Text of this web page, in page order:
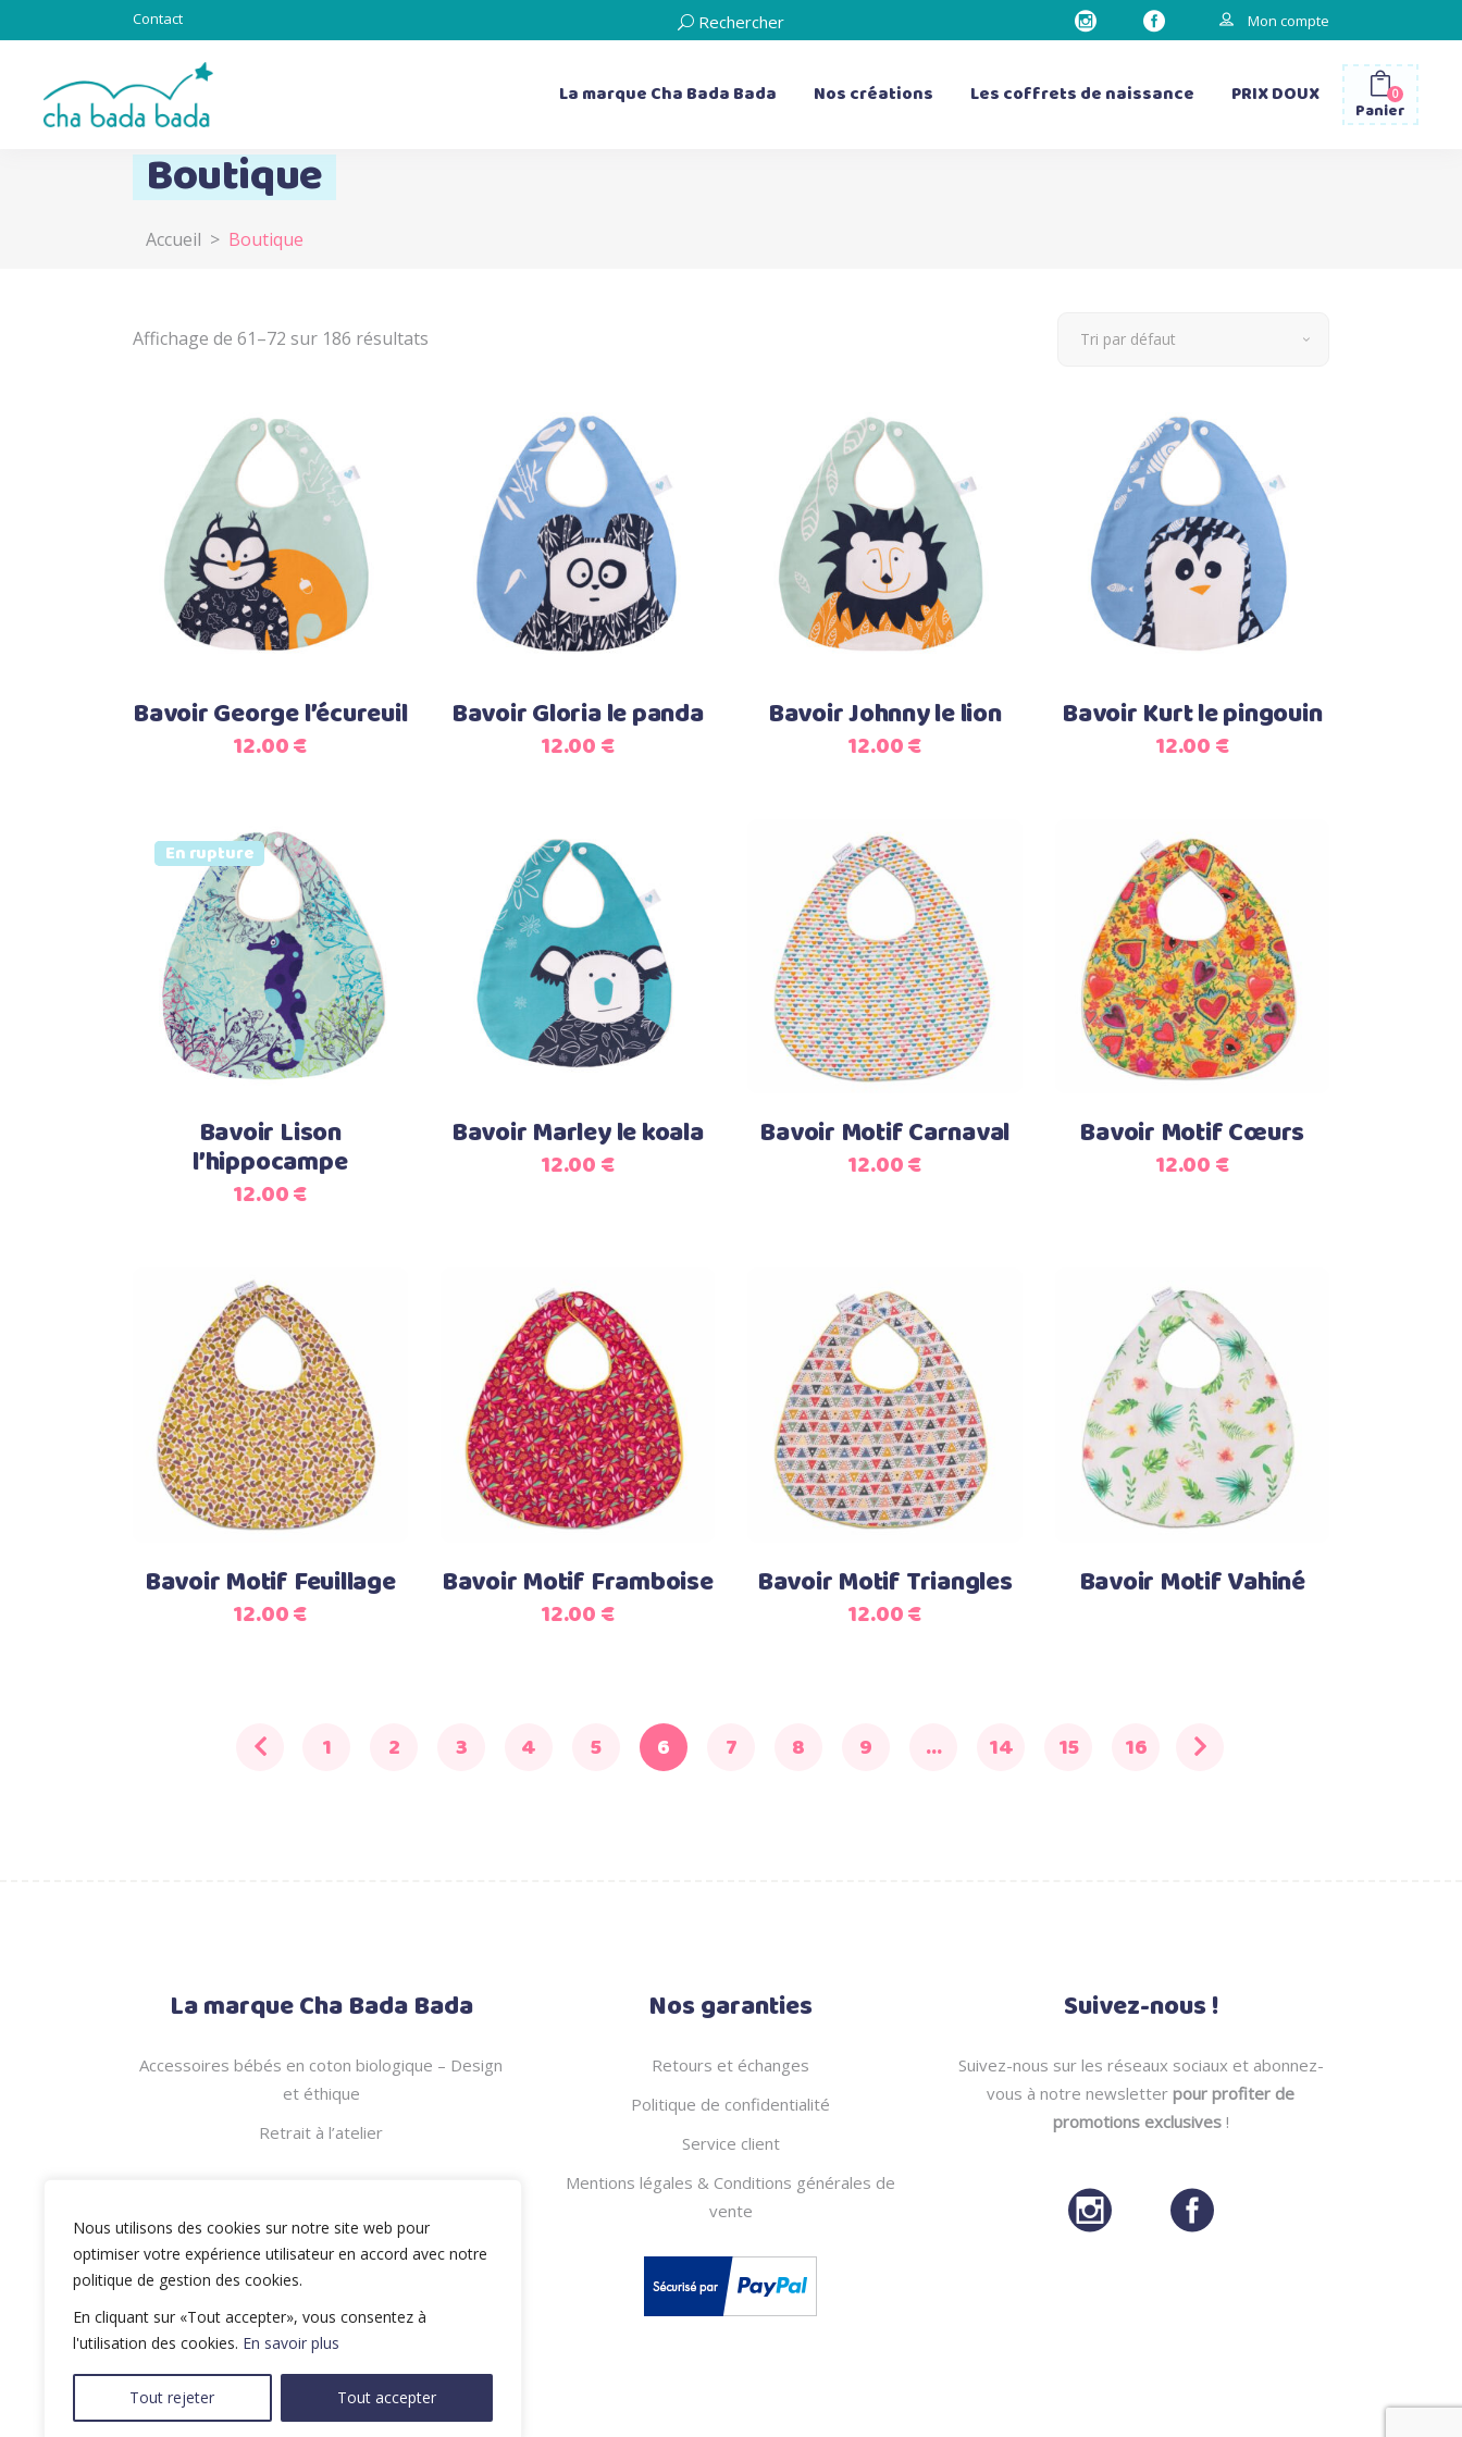
Nous utilisons des cookies sur notre site web pour
optimiser votre expérience utilisateur en accord avec notre
politique de gestion des cookies.
En cliquant sur «Tout accepter», vous consentez à
l'utilisation des cookies. En savoir plus
Tout rejeter Tout accepter
Contact Rechercher Mon compte
La marque Cha Bada Bada Nos créations
Totebag & Goodies
Totem
les matelas à langer
Les coffrets de naissance PRIX DOUX
Panier
0
Boutique
Accueil > Boutique
Affichage de 61–72 sur 186 résultats Tri par défaut
Select options
Bavoir George l’écureuil
12.00€
Select options
Bavoir Gloria le panda
12.00€
Select options
Bavoir Johnny le lion
12.00€
Select options
Bavoir Kurt le pingouin
12.00€
Vendu
En rupture
Lire la suite
Bavoir Lison
l’hippocampe
12.00€
Select options
Bavoir Marley le koala
12.00€
Ajouter au panier
Bavoir Motif Carnaval
12.00€
Ajouter au panier
Bavoir Motif Cœurs
12.00€
Ajouter au panier
Bavoir Motif Feuillage
12.00€
Ajouter au panier
Bavoir Motif Framboise
12.00€
Ajouter au panier
Bavoir Motif Triangles
12.00€
Lire la suite
Bavoir Motif Vahiné
1 2 3 4 5 6 7 8 9 … 14 15 16
La marque Cha Bada Bada
Accessoires bébés en coton biologique – Design
et éthique
Retrait à l’atelier
Nos garanties
Retours et échanges
Politique de confidentialité
Service client
Mentions légales & Conditions générales de
vente
Suivez-nous !
Suivez-nous sur les réseaux sociaux et abonnez-
vous à notre newsletterpour profiter de
promotions exclusives!